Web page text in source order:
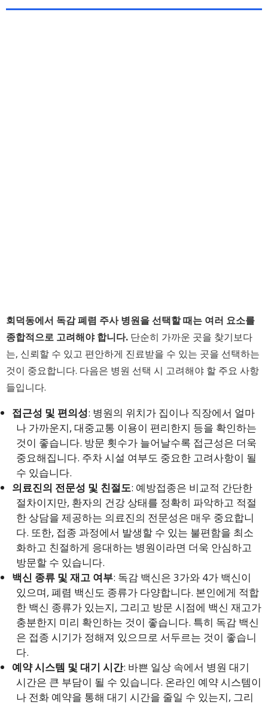
회덕동에서 독감 폐렴 주사 병원을 선택할 때는 여러 요소를
종합적으로 고려해야 합니다. 단순히 가까운 곳을 찾기보다
는, 신뢰할 수 있고 편안하게 진료받을 수 있는 곳을 선택하는
것이 중요합니다. 다음은 병원 선택 시 고려해야 할 주요 사항
들입니다.
접근성 및 편의성: 병원의 위치가 집이나 직장에서 얼마
나 가까운지, 대중교통 이용이 편리한지 등을 확인하는
것이 좋습니다. 방문 횟수가 늘어날수록 접근성은 더욱
중요해집니다. 주차 시설 여부도 중요한 고려사항이 될
수 있습니다.
의료진의 전문성 및 친절도: 예방접종은 비교적 간단한
절차이지만, 환자의 건강 상태를 정확히 파악하고 적절
한 상담을 제공하는 의료진의 전문성은 매우 중요합니
다. 또한, 접종 과정에서 발생할 수 있는 불편함을 최소
화하고 친절하게 응대하는 병원이라면 더욱 안심하고
방문할 수 있습니다.
백신 종류 및 재고 여부: 독감 백신은 3가와 4가 백신이
있으며, 폐렴 백신도 종류가 다양합니다. 본인에게 적합
한 백신 종류가 있는지, 그리고 방문 시점에 백신 재고가
충분한지 미리 확인하는 것이 좋습니다. 특히 독감 백신
은 접종 시기가 정해져 있으므로 서두르는 것이 좋습니
다.
예약 시스템 및 대기 시간: 바쁜 일상 속에서 병원 대기
시간은 큰 부담이 될 수 있습니다. 온라인 예약 시스템이
나 전화 예약을 통해 대기 시간을 줄일 수 있는지, 그리